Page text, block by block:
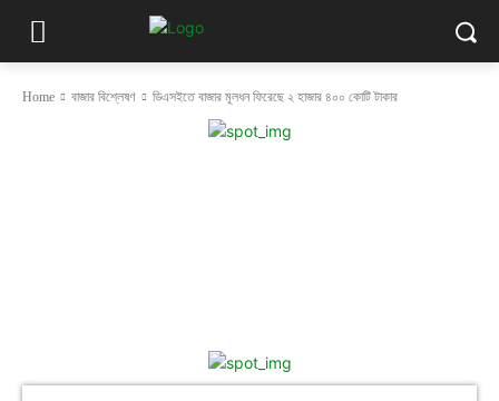
Home বাজার বিশ্লেষণ ডিএসইতে বাজার মূলধন ফিরেছে ২ হাজার ৪০০ কোটি টাকার